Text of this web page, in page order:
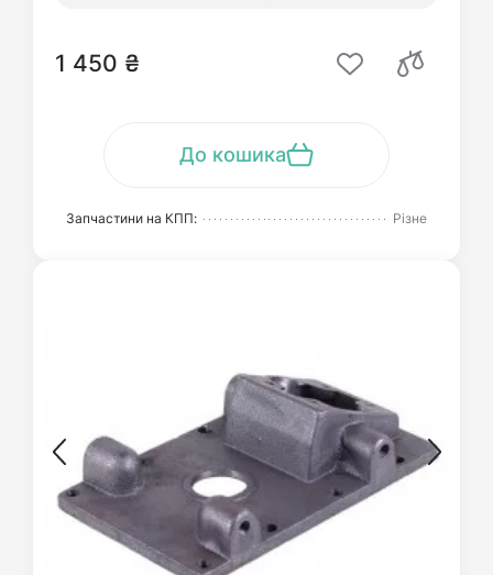
1 450 ₴
До кошика
Запчастини на КПП: Різне